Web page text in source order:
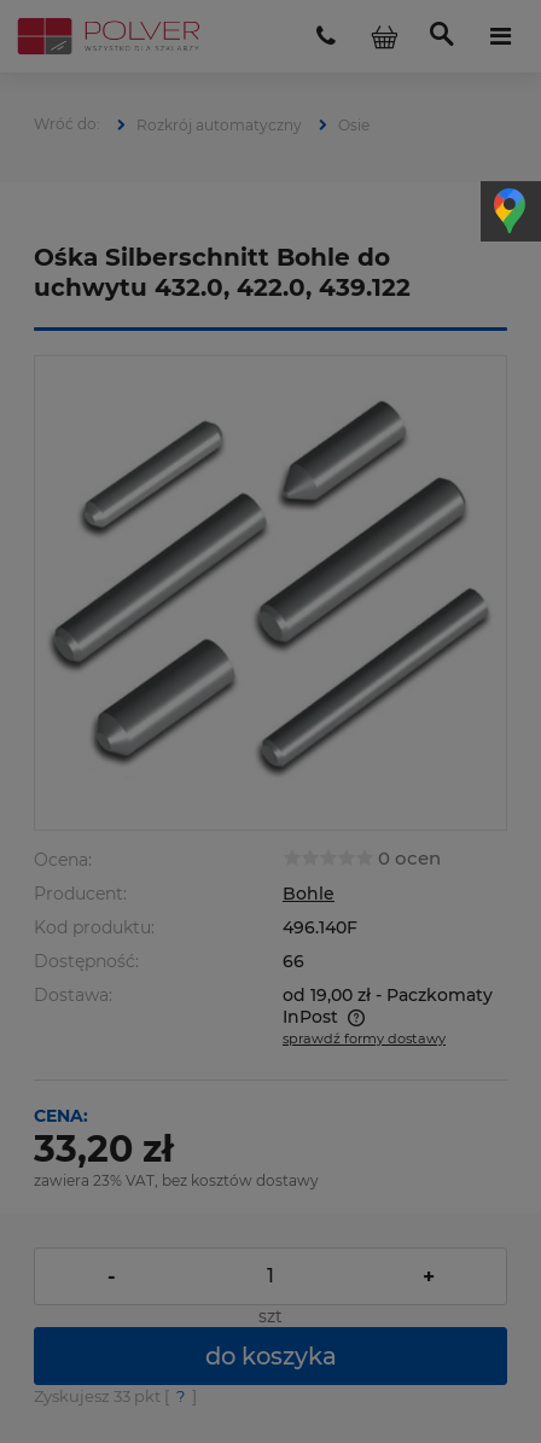
Rozkrój automatyczny Osie
Ośka Silberschnitt Bohle do
uchwytu 432.0, 422.0, 439.122
Ocena: 0 ocen
Producent:
Bohle
Kod produktu:
496.140F
Dostępność:
66
Dostawa:
od 19,00 zł - Paczkomaty
InPost
Cena nie zawiera ewentualnych kosztów płatności
sprawdź formy dostawy
CENA:
33,20 zł
zawiera 23% VAT, bez kosztów dostawy
- +
szt
do koszyka
Zyskujesz 33 pkt [ ? ]